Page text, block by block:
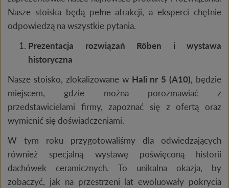
Nasze stoiska będą pełne atrakcji, a eksperci chętnie
odpowiedzą na wszystkie pytania.
Prezentacja rozwiązań Röben i wystawa
historyczna
Nasze stoisko, zlokalizowane w Hali nr 5 (A10), będzie
miejscem, gdzie można porozmawiać z
przedstawicielami firmy, zapoznać się z ofertą oraz
wymienić się doświadczeniami.
W tym roku przygotowaliśmy dla odwiedzających
również specjalną wystawę poświęconą historii
dachówek ceramicznych. To unikalna okazja, by
zobaczyć, jak na przestrzeni lat ewoluowały pokrycia